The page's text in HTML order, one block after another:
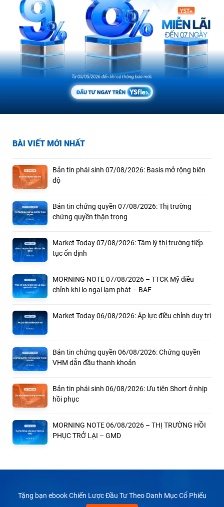
BÀI VIẾT MỚI NHẤT
Bản tin phái sinh 07/08/2026: Basis mở rộng biên
độ
Bản tin chứng quyền 07/08/2026: Thị trường
chứng quyền thận trọng
Market Today 07/08/2026: Tâm lý thị trường tiếp
tục ổn định
MORNING NOTE 07/08/2026 – TTCK Mỹ điều
chỉnh khi lo ngại lạm phát – BAF
Market Today 06/08/2026: Áp lực điều chỉnh duy trì
Bản tin chứng quyền 06/08/2026: Chứng quyền
VHM dẫn đầu thanh khoản
Bản tin phái sinh 06/08/2026: Ưu tiên Short ở nhịp
hồi phục
MORNING NOTE 06/08/2026 – THỊ TRƯỜNG HỒI
PHỤC TRỞ LẠI – GMD
Tặng bạn ebook Chiến Lược Đầu Tư Theo Danh Mục Cổ Phiếu